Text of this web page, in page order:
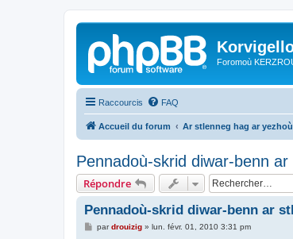
Foromoù
Raccourcis FAQ
Accueil du forum Ar stlenneg hag ar
Pennadoù-skrid diwar-benn ar
Répondre
Pennadoù-skrid diwar-benn ar
Mpardrouizig» lun. févr. 01, 2010 3:31 pm